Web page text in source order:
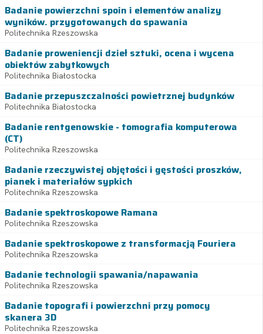
Badanie powierzchni spoin i elementów analizy
wyników. przygotowanych do spawania
Politechnika Rzeszowska
Badanie proweniencji dzieł sztuki, ocena i wycena
obiektów zabytkowych
Politechnika Białostocka
Badanie przepuszczalności powietrznej budynków
Politechnika Białostocka
Badanie rentgenowskie - tomografia komputerowa
(CT)
Politechnika Rzeszowska
Badanie rzeczywistej objętości i gęstości proszków,
pianek i materiałów sypkich
Politechnika Rzeszowska
Badanie spektroskopowe Ramana
Politechnika Rzeszowska
Badanie spektroskopowe z transformacją Fouriera
Politechnika Rzeszowska
Badanie technologii spawania/napawania
Politechnika Rzeszowska
Badanie topografi i powierzchni przy pomocy
skanera 3D
Politechnika Rzeszowska